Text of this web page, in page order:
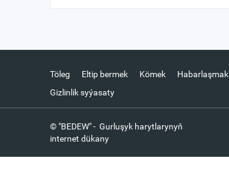
Töleg Eltip bermek Kömek
Habarlaşmak
Gizlinlik syýasaty
© "BEDEW" - Gurluşyk harytlarynyň
internet dükany